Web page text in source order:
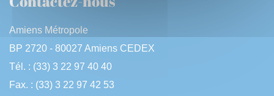
Amiens Métropole
BP 2720 - 80027 Amiens CEDEX
Tél. : (33) 3 22 97 40 40
Fax. : (33) 3 22 97 42 53